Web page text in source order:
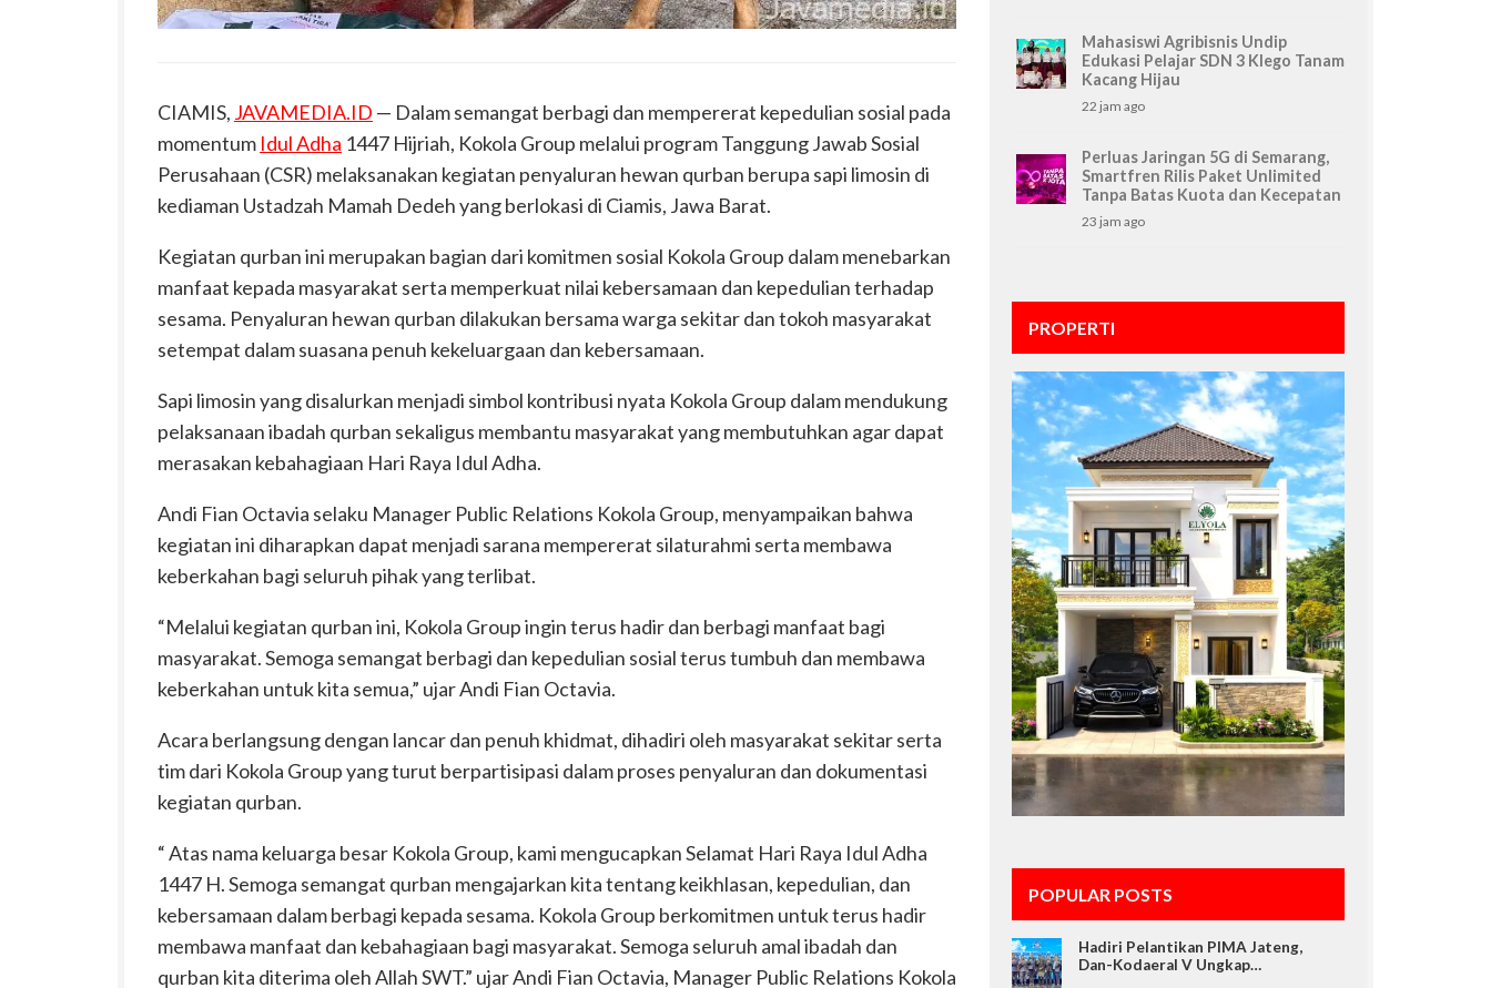
CIAMIS, JAVAMEDIA.ID — Dalam semangat berbagi dan mempererat kepedulian sosial pada
momentum Idul Adha 1447 Hijriah, Kokola Group melalui program Tanggung Jawab Sosial
Perusahaan (CSR) melaksanakan kegiatan penyaluran hewan qurban berupa sapi limosin di
kediaman Ustadzah Mamah Dedeh yang berlokasi di Ciamis, Jawa Barat.
Kegiatan qurban ini merupakan bagian dari komitmen sosial Kokola Group dalam menebarkan
manfaat kepada masyarakat serta memperkuat nilai kebersamaan dan kepedulian terhadap
sesama. Penyaluran hewan qurban dilakukan bersama warga sekitar dan tokoh masyarakat
setempat dalam suasana penuh kekeluargaan dan kebersamaan.
Sapi limosin yang disalurkan menjadi simbol kontribusi nyata Kokola Group dalam mendukung
pelaksanaan ibadah qurban sekaligus membantu masyarakat yang membutuhkan agar dapat
merasakan kebahagiaan Hari Raya Idul Adha.
Andi Fian Octavia selaku Manager Public Relations Kokola Group, menyampaikan bahwa
kegiatan ini diharapkan dapat menjadi sarana mempererat silaturahmi serta membawa
keberkahan bagi seluruh pihak yang terlibat.
“Melalui kegiatan qurban ini, Kokola Group ingin terus hadir dan berbagi manfaat bagi
masyarakat. Semoga semangat berbagi dan kepedulian sosial terus tumbuh dan membawa
keberkahan untuk kita semua,” ujar Andi Fian Octavia.
Acara berlangsung dengan lancar dan penuh khidmat, dihadiri oleh masyarakat sekitar serta
tim dari Kokola Group yang turut berpartisipasi dalam proses penyaluran dan dokumentasi
kegiatan qurban.
“ Atas nama keluarga besar Kokola Group, kami mengucapkan Selamat Hari Raya Idul Adha
1447 H. Semoga semangat qurban mengajarkan kita tentang keikhlasan, kepedulian, dan
kebersamaan dalam berbagi kepada sesama. Kokola Group berkomitmen untuk terus hadir
membawa manfaat dan kebahagiaan bagi masyarakat. Semoga seluruh amal ibadah dan
qurban kita diterima oleh Allah SWT.” ujar Andi Fian Octavia, Manager Public Relations Kokola
Mahasiswi Agribisnis Undip
Edukasi Pelajar SDN 3 Klego Tanam
Kacang Hijau
22 jam ago
Perluas Jaringan 5G di Semarang,
Smartfren Rilis Paket Unlimited
Tanpa Batas Kuota dan Kecepatan
23 jam ago
PROPERTI
POPULAR POSTS
Hadiri Pelantikan PIMA Jateng,
Dan-Kodaeral V Ungkap…